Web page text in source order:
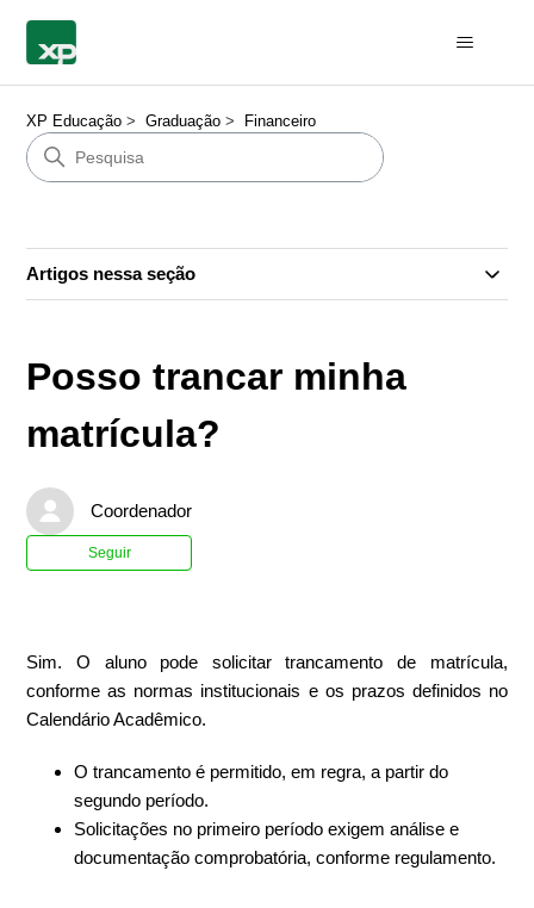
XP Educação Graduação Financeiro
Artigos nessa seção
Posso trancar minha
matrícula?
Coordenador
Seguir
Sim. O aluno pode solicitar trancamento de matrícula,
conforme as normas institucionais e os prazos definidos no
Calendário Acadêmico.
O trancamento é permitido, em regra, a partir do
segundo período.
Solicitações no primeiro período exigem análise e
documentação comprobatória, conforme regulamento.